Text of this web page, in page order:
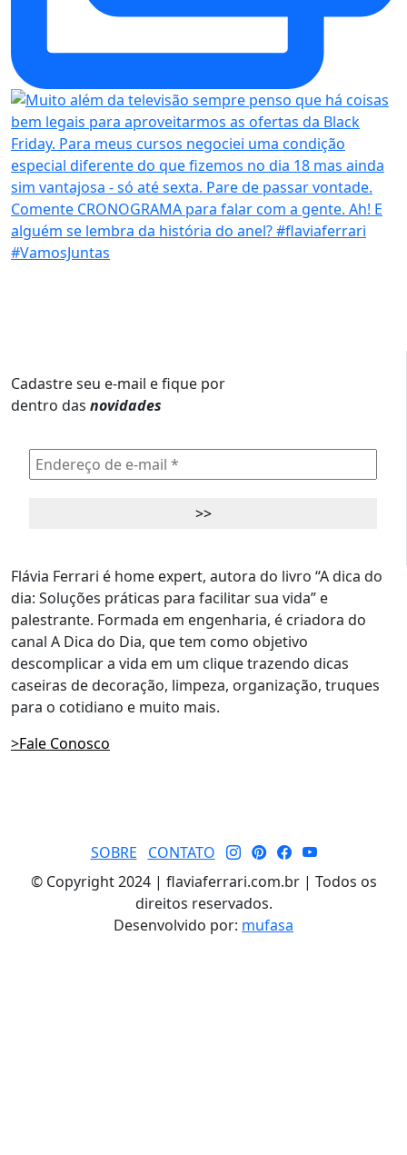
Cadastre seu e-mail e fique por
dentro das novidades
Flávia Ferrari é home expert, autora do livro “A dica do
dia: Soluções práticas para facilitar sua vida” e
palestrante. Formada em engenharia, é criadora do
canal A Dica do Dia, que tem como objetivo
descomplicar a vida em um clique trazendo dicas
caseiras de decoração, limpeza, organização, truques
para o cotidiano e muito mais.
>Fale Conosco
SOBRE
CONTATO
© Copyright 2024 | flaviaferrari.com.br | Todos os
direitos reservados.
Desenvolvido por: mufasa